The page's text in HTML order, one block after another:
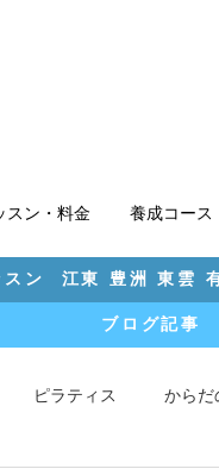
スン・料金 養成コース
スン 江東 豊洲 東雲
ブログ記事
ピラティス からだ